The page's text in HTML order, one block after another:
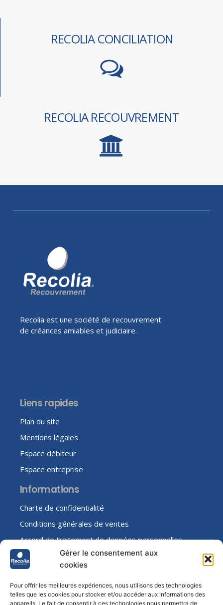
Gérer le consentement aux
cookies
Pour offrir les meilleures expériences, nous utilisons des technologies
telles que les cookies pour stocker et/ou accéder aux informations des
appareils. Le fait de consentir à ces technologies nous permettra de
RECOLIA CONCILIATION
RECOLIA RECOUVREMENT
Recolia est une société de recouvrement
de créances amiables et judiciaire.
Liens rapides
Plan du site
Mentions légales
Espace débiteur
Espace entreprise
Informations
Charte de confidentialité
Conditions générales de ventes
Accord de traitement de données personnelles
Nous suivre